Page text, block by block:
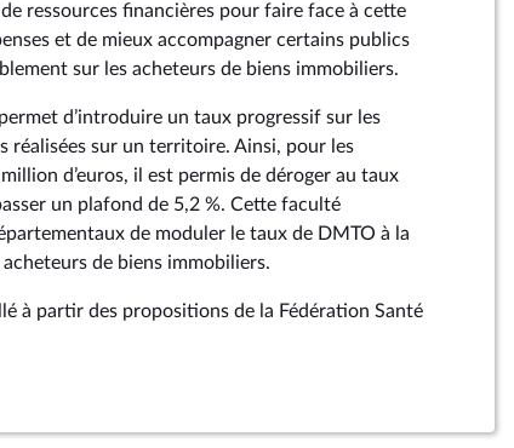
ressources financières pour faire face à cette
et de mieux accompagner certains publics
sur les acheteurs de biens immobiliers.
d’introduire un taux progressif sur les
réalisées sur un territoire. Ainsi, pour les
d’euros, il est permis de déroger au taux
un plafond de 5,2 %. Cette faculté
de moduler le taux de DMTO à la
de biens immobiliers.
à partir des propositions de la Fédération Santé